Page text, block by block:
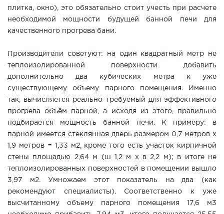
плитка, окно), это обязательно стоит учесть при расчете
необходимой мощности будущей банной печи для
качественного прогрева бани.
Производители советуют: на один квадратный метр не
теплоизолированной поверхности добавить
дополнительно два кубических метра к уже
существующему объему парного помещения. Именно
так, вычисляется реально требуемый для эффективного
прогрева объём парной, а исходя из этого, правильно
подбирается мощность банной печи. К примеру: в
парной имеется стеклянная дверь размером 0,7 метров х
1,9 метров = 1,33 м2, кроме того есть участок кирпичной
стены площадью 2,64 м (ш 1,2 м х в 2,2 м); в итоге не
теплоизолированных поверхностей в помещении вышло
3,97 м2. Умножаем этот показатель на два (как
рекомендуют специалисты). Соответственно к уже
высчитанному объему парного помещения 17,6 м3